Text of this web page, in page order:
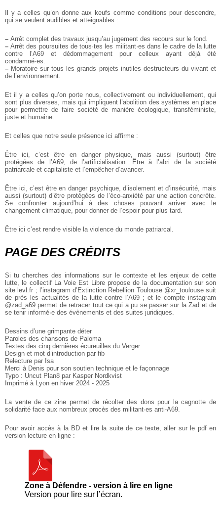
Il y a celles qu’on donne aux keufs comme conditions pour descendre,
qui se veulent audibles et atteignables :
– Arrêt complet des travaux jusqu’au jugement des recours sur le fond.
– Arrêt des poursuites de tous·tes les militant·es dans le cadre de la lutte
contre l’A69 et dédommagement pour celleux ayant déjà été
condamné·es.
– Moratoire sur tous les grands projets inutiles destructeurs du vivant et
de l’environnement.
Et il y a celles qu’on porte nous, collectivement ou individuellement, qui
sont plus diverses, mais qui impliquent l’abolition des systèmes en place
pour permettre de faire société de manière écologique, transféministe,
juste et humaine.
Et celles que notre seule présence ici affirme :
Être ici, c’est être en danger physique, mais aussi (surtout) être
protégées de l’A69, de l’artificialisation. Être à l’abri de la société
patriarcale et capitaliste et l’empêcher d’avancer.
Être ici, c’est être en danger psychique, d’isolement et d’insécurité, mais
aussi (surtout) d’être protégées de l’éco-anxiété par une action concrète.
Se confronter aujourd’hui à des choses pouvant arriver avec le
changement climatique, pour donner de l’espoir pour plus tard.
Être ici c’est rendre visible la violence du monde patriarcal.
PAGE DES CRÉDITS
Si tu cherches des informations sur le contexte et les enjeux de cette
lutte, le collectif La Voie Est Libre propose de la documentation sur son
site levl.fr ; l’instagram d’Extinction Rebellion Toulouse @xr_toulouse suit
de près les actualités de la lutte contre l’A69 ; et le compte instagram
@zad_a69 permet de retracer tout ce qui a pu se passer sur la Zad et de
se tenir informé·e des évènements et des suites juridiques.
Dessins d’une grimpante déter
Paroles des chansons de Paloma
Textes des cinq dernières écureuilles du Verger
Design et mot d’introduction par fib
Relecture par Isa
Merci à Denis pour son soutien technique et le façonnage
Typo : Uncut Plan8 par Kasper Nordkvist
Imprimé à Lyon en hiver 2024 - 2025
La vente de ce zine permet de récolter des dons pour la cagnotte de
solidarité face aux nombreux procès des militant·es anti-A69.
Pour avoir accès à la BD et lire la suite de ce texte, aller sur le pdf en
version lecture en ligne :
Zone à Défendre - version à lire en ligne
Version pour lire sur l’écran.